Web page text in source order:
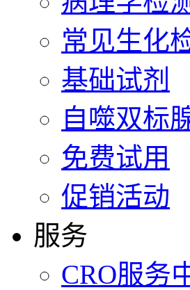
常见生化
基础试剂
自噬双标
免费试用
促销活动
服务
CRO服务